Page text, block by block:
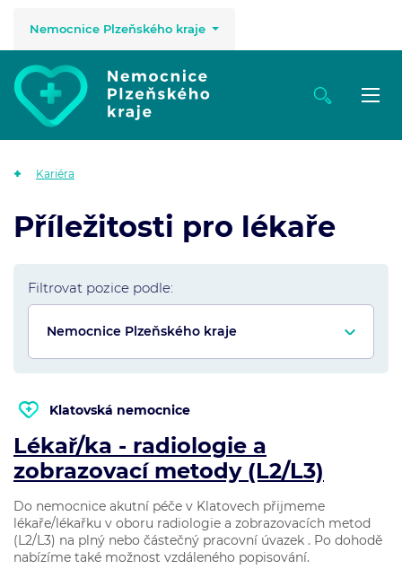
Nemocnice Plzeňského kraje
Kariéra
Příležitosti pro lékaře
Filtrovat pozice podle:
Klatovská nemocnice
Lékař/ka - radiologie a
zobrazovací metody (L2/L3)
Do nemocnice akutní péče v Klatovech přijmeme
lékaře/lékařku v oboru radiologie a zobrazovacích metod
(L2/L3) na plný nebo částečný pracovní úvazek . Po dohodě
nabízíme také možnost vzdáleného popisování.